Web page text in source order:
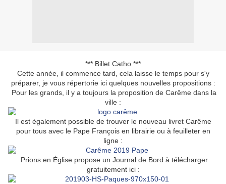
*** Billet Catho ***
Cette année, il commence tard, cela laisse le temps pour s'y
préparer, je vous répertorie ici quelques nouvelles propositions :
Pour les grands, il y a toujours la proposition de Carême dans la
ville :
Il est également possible de trouver le nouveau livret Carême
pour tous avec le Pape François en librairie ou à feuilleter en
ligne :
Prions en Église propose un Journal de Bord à télécharger
gratuitement ici :